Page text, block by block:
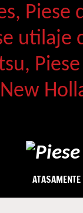
ATASAMENTE